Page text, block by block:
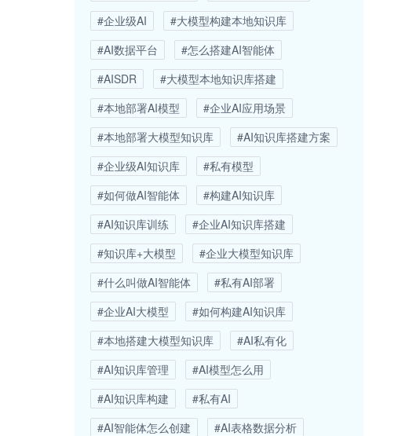
#企业级AI
#大模型构建本地知识库
#AI数据平台
#怎么搭建AI智能体
#AISDR
#大模型本地知识库搭建
#本地部署AI模型
#企业AI应用场景
#本地部署大模型知识库
#AI知识库搭建方案
#企业级AI知识库
#私有模型
#如何做AI智能体
#构建AI知识库
#AI知识库训练
#企业AI知识库搭建
#知识库+大模型
#企业大模型知识库
#什么叫做AI智能体
#私有AI部署
#企业AI大模型
#如何构建AI知识库
#本地搭建大模型知识库
#AI私有化
#AI知识库管理
#AI模型怎么用
#AI知识库构建
#私有AI
#AI智能体怎么创建
#AI表格数据分析